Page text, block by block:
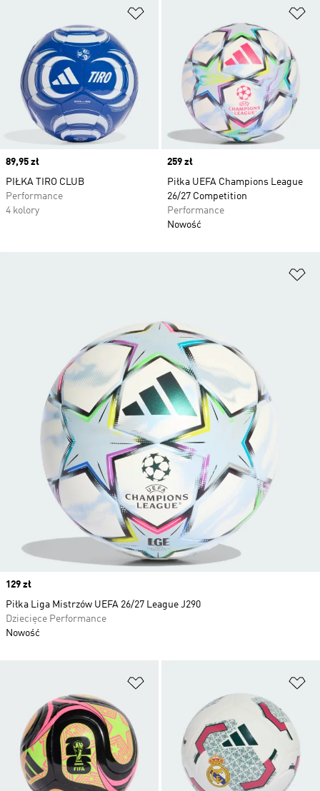
Price
89,95 zł
PIŁKA TIRO CLUB
Performance
4 kolory
Price
259 zł
Piłka UEFA Champions League
26/27 Competition
Performance
Nowość
Price
129 zł
Piłka Liga Mistrzów UEFA 26/27 League J290
Dziecięce Performance
Nowość